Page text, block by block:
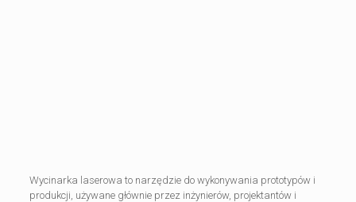
Wycinarka laserowa to narzędzie do wykonywania prototypów i
produkcji, używane głównie przez inżynierów, projektantów i